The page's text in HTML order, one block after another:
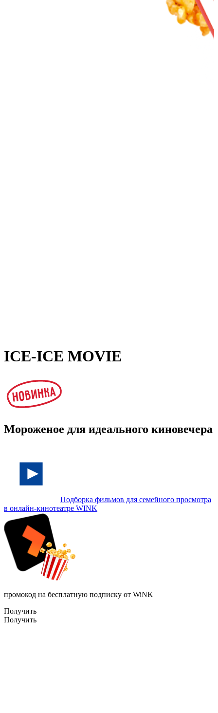
ICE-ICE MOVIE
Мороженое для идеального киновечера
Подборка фильмов для семейного просмотра
в онлайн-кинотеатре WINK
промокод на бесплатную подписку от WiNK
Получить
Получить